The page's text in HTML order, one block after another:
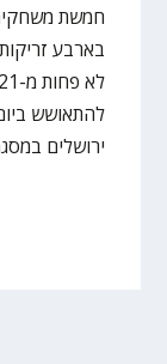
חמשת
להתאושש
ירושלים